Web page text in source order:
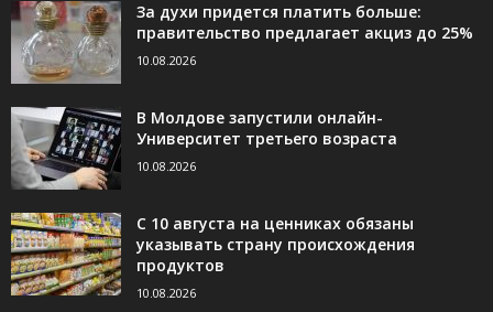
За духи придется платить больше:
правительство предлагает акциз до 25%
10.08.2026
В Молдове запустили онлайн-
Университет третьего возраста
10.08.2026
С 10 августа на ценниках обязаны
указывать страну происхождения
продуктов
10.08.2026